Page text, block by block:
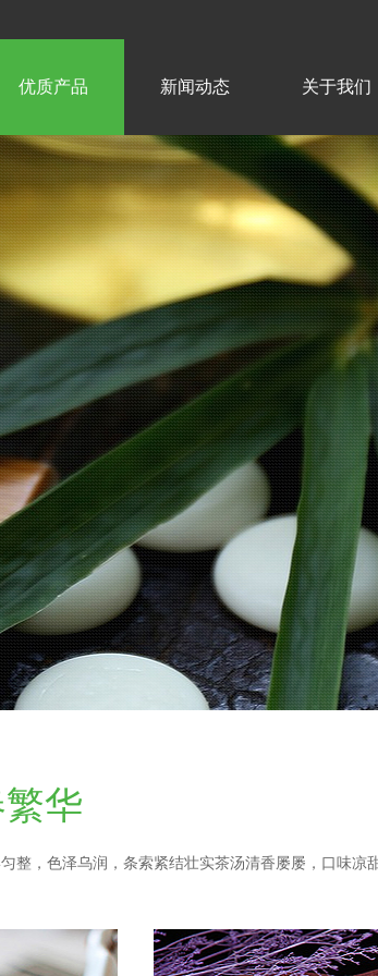
优质产品 新闻动态 关于我们
华
整，色泽乌润，条索紧结壮实茶汤清香屡屡，口味凉